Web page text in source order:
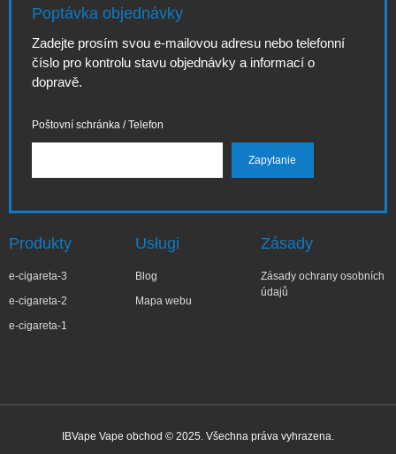
Poptávka objednávky
Zadejte prosím svou e-mailovou adresu nebo telefonní
číslo pro kontrolu stavu objednávky a informací o
dopravě.
Poštovní schránka / Telefon
Produkty
e-cigareta-3
e-cigareta-2
e-cigareta-1
Usługi
Blog
Mapa webu
Zásady
Zásady ochrany osobních
údajů
IBVape Vape obchod © 2025. Všechna práva vyhrazena.